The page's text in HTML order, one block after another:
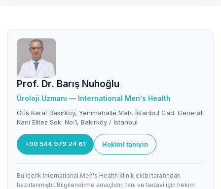
Prof. Dr. Barış Nuhoğlu
Üroloji Uzmanı — International Men's Health
Ofis Karat Bakırköy, Yenimahalle Mah. İstanbul Cad. General
Kani Elitez Sok. No:1, Bakırköy / İstanbul
+90 544 979 24 61 Hekimi tanıyın
Bu içerik International Men's Health klinik ekibi tarafından
hazırlanmıştır. Bilgilendirme amaçlıdır; tanı ve tedavi için hekim